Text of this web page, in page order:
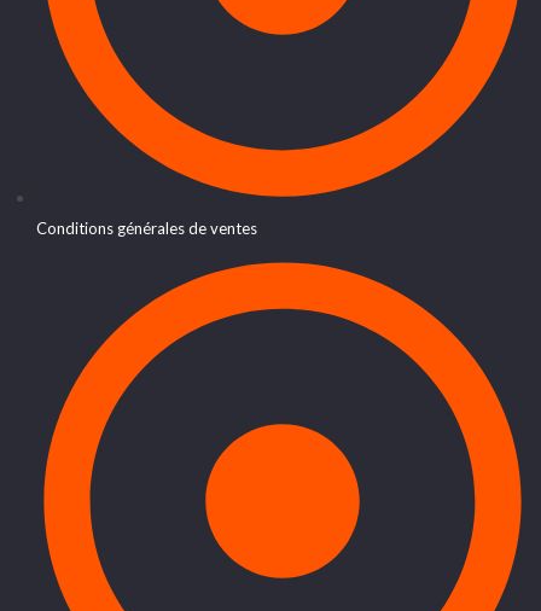
Conditions générales de ventes